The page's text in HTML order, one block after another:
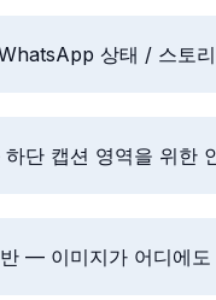
상태 / 스토
단 캡션 영역을 위한
— 이미지가 어디에도